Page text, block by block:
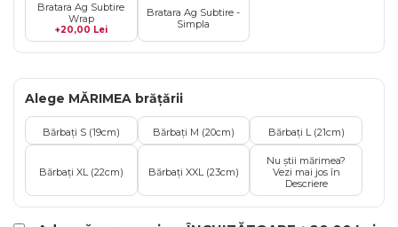
Bratara Ag Subtire
Wrap
+20,00 Lei
Bratara Ag Subtire -
Simpla
Alege MĂRIMEA brățării
Bărbați S (19cm) Bărbați M (20cm) Bărbați L (21cm)
Bărbați XL (22cm) Bărbați XXL (23cm)
Nu știi mărimea?
Vezi mai jos în
Descriere